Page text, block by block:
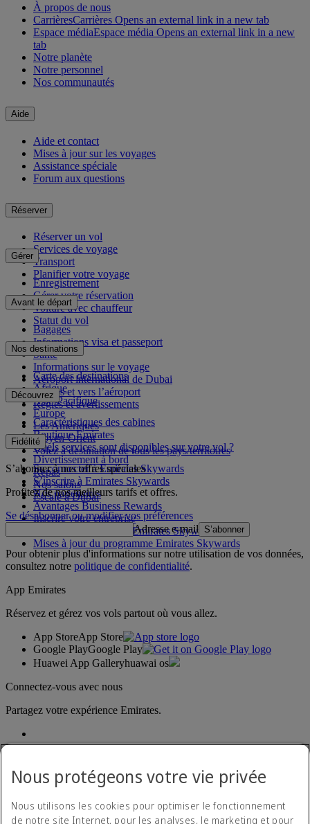
À propos de nous
CarrièresCarrières Opens an external link in a new tab
Espace médiaEspace média Opens an external link in a new
tab
Notre planète
Notre personnel
Nos communautés
Aide
Aide et contact
Mises à jour sur les voyages
Assistance spéciale
Forum aux questions
Réserver
Réserver un vol
Services de voyage
Transport
Planifier votre voyage
Gérer
Enregistrement
Gérer votre réservation
Voiture avec chauffeur
Statut du vol
Avant le départ
Bagages
Informations visa et passeport
Santé
Informations sur le voyage
Aéroport international de Dubai
Depuis et vers l’aéroport
Règles et avertissements
Nos destinations
Carte des destinations
Afrique
Asie-Pacifique
Europe
Les Amériques
Moyen-Orient
Volez à destination de tous les pays/territoires
Découvrez
Caractéristiques des cabines
Boutique Emirates
Quels services sont disponibles sur votre vol ?
Divertissement à bord
Repas
Nos salons
Escale à Dubai
Fidélité
Se connecter à Emirates Skywards
S’inscrire à Emirates Skywards
Nos partenaires
Avantages Business Rewards
Inscrire votre entreprise
Règles du programme Emirates Skywards
Mises à jour du programme Emirates Skywards
S’abonner à nos offres spéciales
Profitez de nos meilleurs tarifs et offres.
Se désabonner ou modifier vos préférences
Adresse e-mail S’abonner
Pour obtenir plus d'informations sur notre utilisation de vos données,
consultez notre politique de confidentialité.
App Emirates
Réservez et gérez vos vols partout où vous allez.
App StoreApp Store
Google PlayGoogle Play
Huawei App Galleryhuawai os
Connectez-vous avec nous
Partagez votre expérience Emirates.
Nous protégeons votre vie privée
Nous utilisons les cookies pour optimiser le fonctionnement
de notre site Internet, pour les analyses, le marketing et pour